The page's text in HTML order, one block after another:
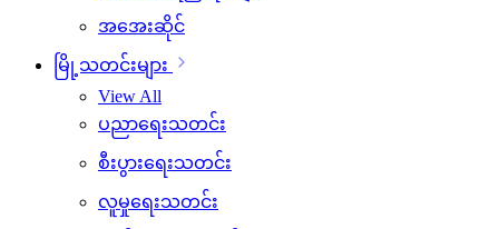
အအေးဆိုင်
မြို့သတင်းများ
View All
ပညာရေးသတင်း
စီးပွားရေးသတင်း
လူမှုရေးသတင်း